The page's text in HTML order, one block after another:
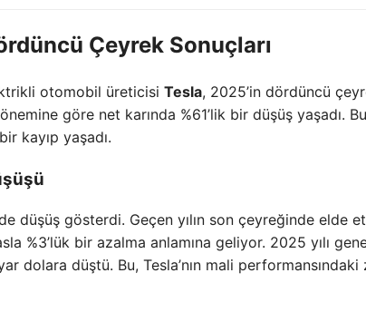
Çeyrek Sonuçları
otomobil üreticisi Tesla, 2025’in dördüncü
göre net karında %61’lik bir düşüş yaşadı.
kayıp yaşadı.
düşüş gösterdi. Geçen yılın son çeyreğinde elde
%3’lük bir azalma anlamına geliyor. 2025 yılı
dolara düştü. Bu, Tesla’nın mali